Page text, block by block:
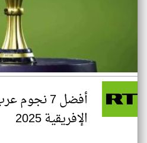
أفضل 7
الإفريقية 2025